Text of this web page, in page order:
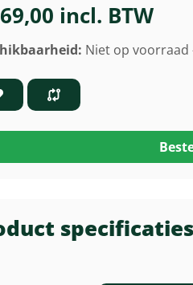
incl. BTW
Niet op voorraad
specificaties